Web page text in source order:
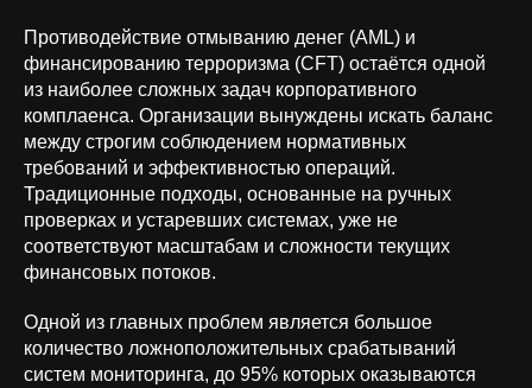
Противодействие отмыванию денег (AML) и
финансированию терроризма (CFT) остаётся одной
из наиболее сложных задач корпоративного
комплаенса. Организации вынуждены искать баланс
между строгим соблюдением нормативных
требований и эффективностью операций.
Традиционные подходы, основанные на ручных
проверках и устаревших системах, уже не
соответствуют масштабам и сложности текущих
финансовых потоков.
Одной из главных проблем является большое
количество ложноположительных срабатываний
систем мониторинга, до 95% которых оказываются